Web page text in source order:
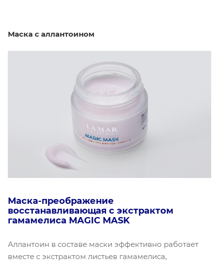
Маска с аллантоином
Маска-преображение
восстанавливающая с экстрактом
гамамелиса MAGIC MASK
Аллантоин в составе маски эффективно работает
вместе с экстрактом листьев гамамелиса,